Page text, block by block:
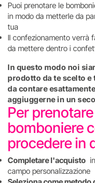
Puoi prenotare le
in modo da metterle da
tua
Il confezionamento verrà
da mettere dentro i
In questo modo noi
prodotto da te scelto
da contare
aggiuggerne in un
Per
bomboniere
procedere in
Completare l'acquisto
campo personalizzazione